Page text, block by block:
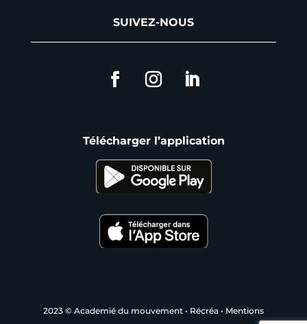
SUIVEZ-NOUS
Télécharger l’application
2023 © Academié du mouvement • Récréa• Mentions